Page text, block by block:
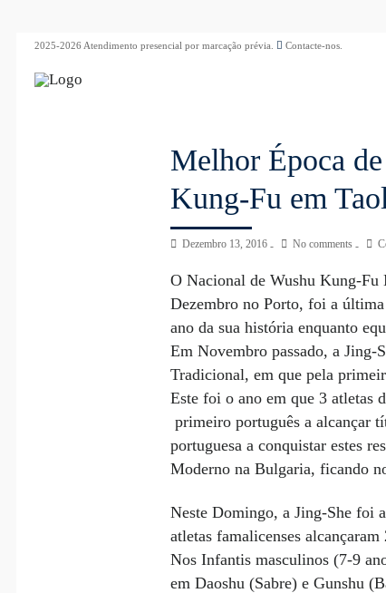
2025-2026 Atendimento presencial por marcação prévia. Contacte-nos.
Melhor Época
Kung-Fu em
Dezembro 13, 2016 No comments
O Nacional de Wushu Kung-Fu
Dezembro no Porto, foi a
ano da sua história enquanto
Em Novembro passado, a Jing-
Tradicional, em que pela
Este foi o ano em que 3 atletas
primeiro português a alcançar
portuguesa a conquistar estes
Moderno na Bulgaria, ficando
Neste Domingo, a Jing-She foi
atletas famalicenses
Nos Infantis masculinos (7-9
em Daoshu (Sabre) e Gunshu